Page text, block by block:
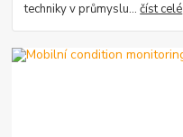
techniky v průmyslu...číst celé